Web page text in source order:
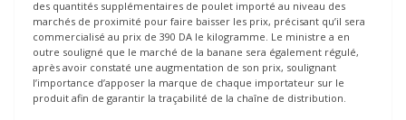
des quantités supplémentaires de poulet importé au niveau des
marchés de proximité pour faire baisser les prix, précisant qu’il sera
commercialisé au prix de 390 DA le kilogramme. Le ministre a en
outre souligné que le marché de la banane sera également régulé,
après avoir constaté une augmentation de son prix, soulignant
l’importance d’apposer la marque de chaque importateur sur le
produit afin de garantir la traçabilité de la chaîne de distribution.